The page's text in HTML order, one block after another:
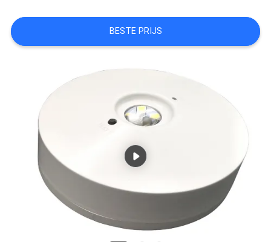
BESTE PRIJS